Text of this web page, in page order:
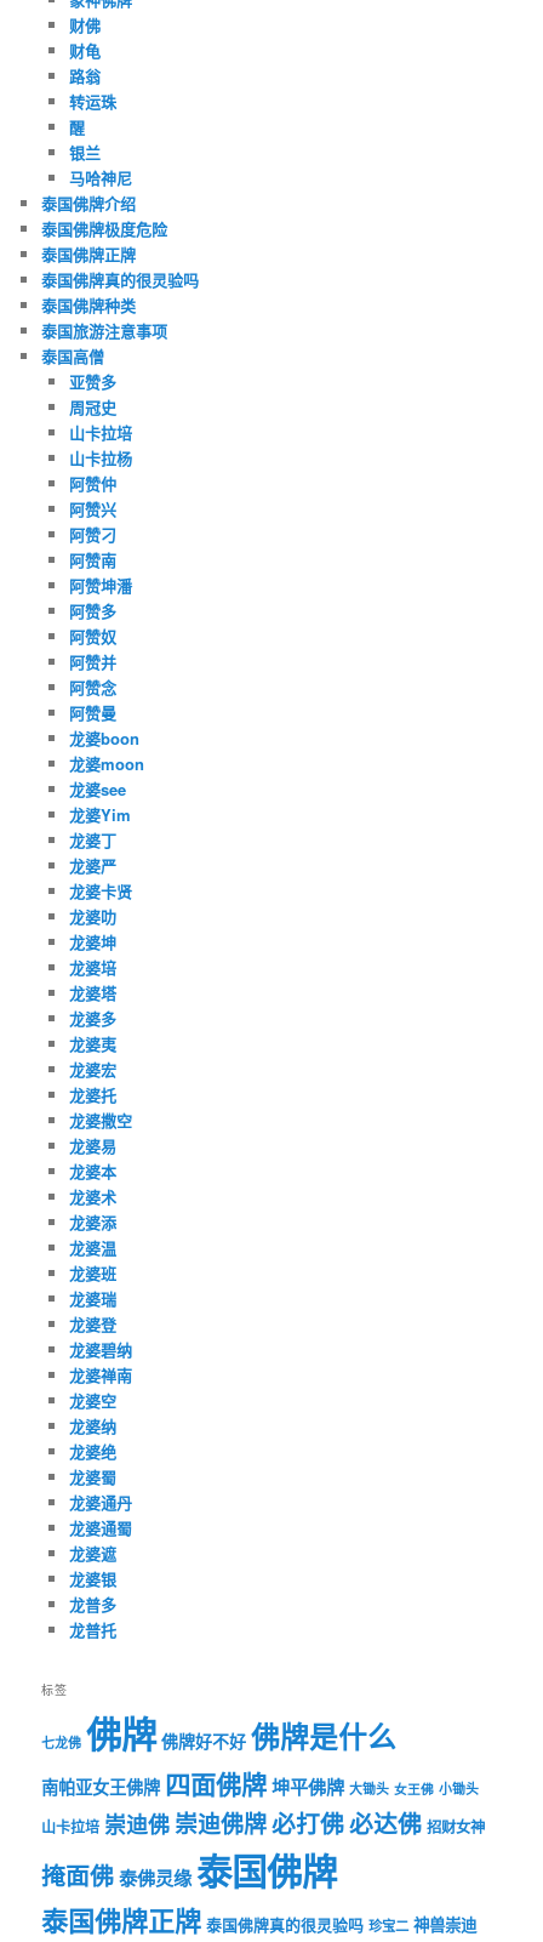
财佛
财龟
路翁
转运珠
醒
银兰
马哈神尼
泰国佛牌介绍
泰国佛牌极度危险
泰国佛牌正牌
泰国佛牌真的很灵验吗
泰国佛牌种类
泰国旅游注意事项
泰国高僧
亚赞多
周冠史
山卡拉培
山卡拉杨
阿赞仲
阿赞兴
阿赞刁
阿赞南
阿赞坤潘
阿赞多
阿赞奴
阿赞并
阿赞念
阿赞曼
龙婆boon
龙婆moon
龙婆see
龙婆Yim
龙婆丁
龙婆严
龙婆卡贤
龙婆叻
龙婆坤
龙婆培
龙婆塔
龙婆多
龙婆夷
龙婆宏
龙婆托
龙婆撒空
龙婆易
龙婆本
龙婆术
龙婆添
龙婆温
龙婆班
龙婆瑞
龙婆登
龙婆碧纳
龙婆禅南
龙婆空
龙婆纳
龙婆绝
龙婆蜀
龙婆通丹
龙婆通蜀
龙婆遮
龙婆银
龙普多
龙普托
标签
七龙佛 佛牌 佛牌好不好 佛牌是什么
南帕亚女王佛牌 四面佛牌坤平佛牌 大锄头 女王佛 小锄头
山卡拉培 崇迪佛崇迪佛牌必打佛必达佛 招财女神
掩面佛泰佛灵缘泰国佛牌
泰国佛牌正牌 泰国佛牌真的很灵验吗 珍宝二 神兽崇迪